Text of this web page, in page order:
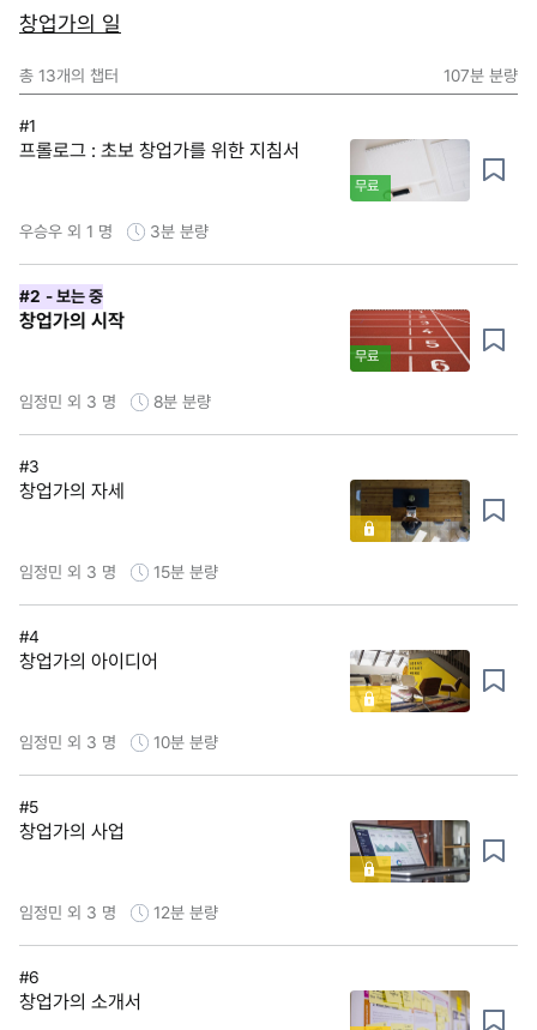
창업가의 일
총 13개의 챕터 107분 분량
#1
프롤로그 : 초보 창업가를 위한 지침서
무료
우승우 외 1 명 3분 분량
#2 - 보는 중
창업가의 시작
무료
임정민 외 3 명 8분 분량
#3
창업가의 자세
임정민 외 3 명 15분 분량
#4
창업가의 아이디어
임정민 외 3 명 10분 분량
#5
창업가의 사업
임정민 외 3 명 12분 분량
#6
창업가의 소개서